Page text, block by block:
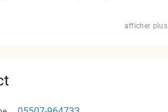
afficher plus